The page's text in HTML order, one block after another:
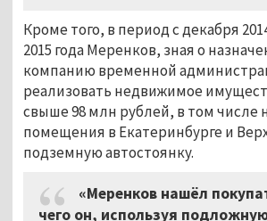
Кроме того, в период с декабря
2015 года Меренков, зная о
компанию временной
реализовать недвижимое
свыше 98 млн рублей, в том числе
помещения в Екатеринбурге и
подземную автостоянку.
«Меренков нашёл
чего он, используя